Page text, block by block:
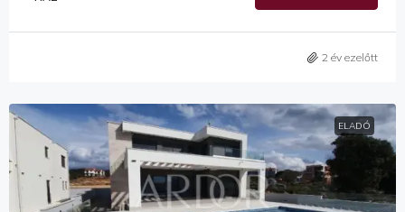
2 év ezelőtt
ELADÓ